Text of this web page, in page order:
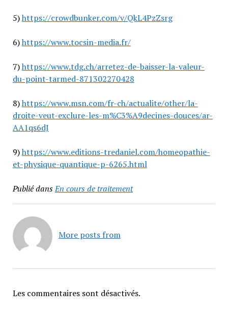
5)https://crowdbunker.com/v/QkL4PzZsrg
6)https://www.tocsin-media.fr/
7)https://www.tdg.ch/arretez-de-baisser-la-valeur-
du-point-tarmed-871302270428
8)https://www.msn.com/fr-ch/actualite/other/la-
droite-veut-exclure-les-m%C3%A9decines-douces/ar-
AA1qs6dJ
9)https://www.editions-tredaniel.com/homeopathie-
et-physique-quantique-p-6265.html
Publié dansEn cours de traitement
More posts from
Les commentaires sont désactivés.